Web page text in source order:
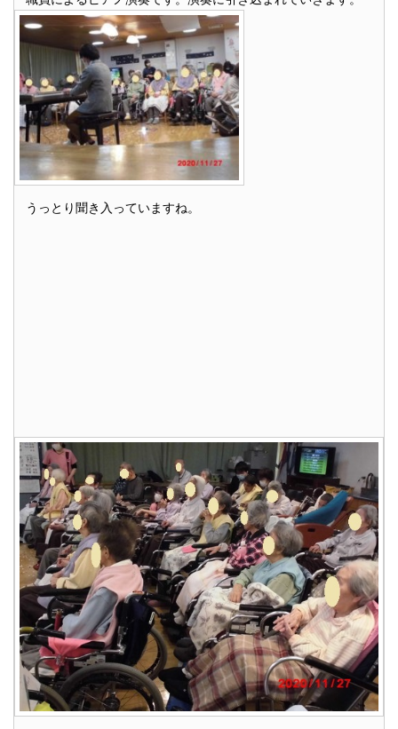
うっとり聞き入っていますね。